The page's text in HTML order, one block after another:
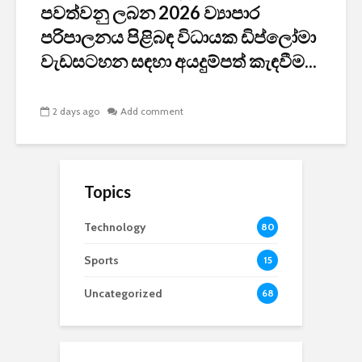
පවත්වනු ලබන 2026 ව්‍යාපාර
පරිපාලනය පිළිබඳ විධායක ඩිප්ලෝමා
වැඩසටහන සඳහා අයදුම්පත් කැඳවීම...
2 days ago Add comment
Topics
Technology 80
Sports 15
Uncategorized 68